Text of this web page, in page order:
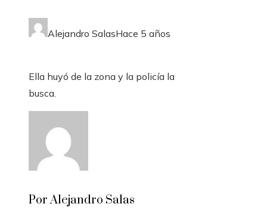
Alejandro SalasHace 5 años
Ella huyó de la zona y la policía la
busca.
Por Alejandro Salas